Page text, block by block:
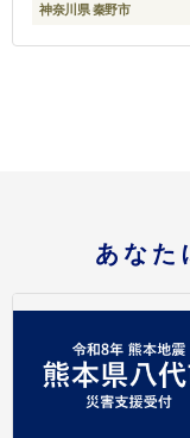
神奈川県 秦野市
あなた